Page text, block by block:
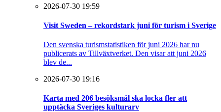
2026-07-30 19:59
Visit Sweden – rekordstark juni för turism i Sverige
Den svenska turismstatistiken för juni 2026 har nu
publicerats av Tillväxtverket. Den visar att juni 2026
blev de...
2026-07-30 19:16
Karta med 206 besöksmål ska locka fler att
upptäcka Sveriges kulturarv